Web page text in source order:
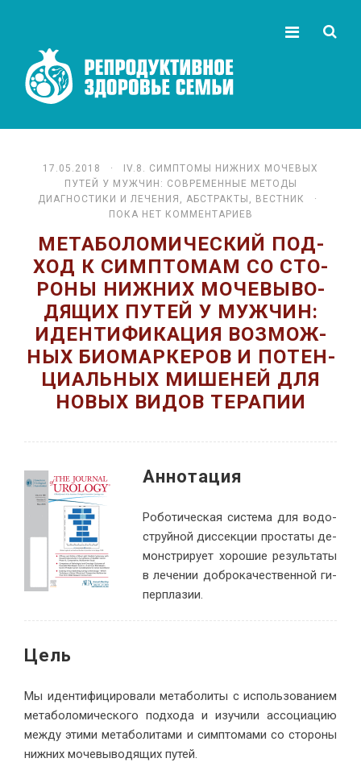
17.05.2018 ·
IV.8. СИМПТОМЫ НИЖНИХ МОЧЕВЫХ
ПУТЕЙ У МУЖЧИН: СОВРЕМЕННЫЕ МЕТОДЫ
ДИАГНОСТИКИ И ЛЕЧЕНИЯ , АБСТРАКТЫ , ВЕСТНИК
·
ПОКА НЕТ КОММЕНТАРИЕВ
МЕ­ТА­БО­ЛО­МИ­ЧЕ­СКИЙ ПОД­
ХОД К СИМП­ТО­МАМ СО СТО­
РО­НЫ НИЖ­НИХ МО­ЧЕ­ВЫ­ВО­
ДЯ­ЩИХ ПУ­ТЕЙ У МУЖ­ЧИН:
ИДЕН­ТИ­ФИ­КА­ЦИЯ ВОЗ­МОЖ­
НЫХ БИО­МАР­КЕ­РОВ И ПО­ТЕН­
ЦИ­АЛЬ­НЫХ МИ­ШЕ­НЕЙ ДЛЯ
НО­ВЫХ ВИ­ДОВ ТЕ­РАПИИ
Аннотация
Ро­бо­ти­че­ская си­сте­ма для во­до­
струй­ной дис­сек­ции про­ста­ты де­
мон­стри­ру­ет хо­ро­шие ре­зуль­та­ты
в ле­че­нии доб­ро­ка­че­ствен­ной ги­
пер­плазии.
Цель
Мы иден­ти­фи­ци­ро­ва­ли ме­та­бо­ли­ты с ис­поль­зо­ва­ни­ем
ме­та­бо­ло­ми­че­ско­го под­хо­да и изу­чи­ли ас­со­ци­а­цию
меж­ду эти­ми ме­та­бо­ли­та­ми и симп­то­ма­ми со сто­ро­ны
ниж­них мо­че­вы­во­дя­щих путей.